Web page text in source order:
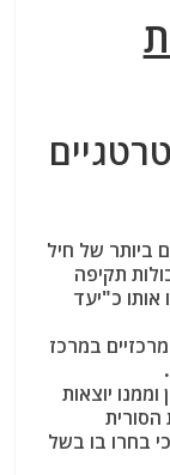
ביותר של חיל
תקיפה
אותו כ"יעד
במרכז
יוצאות
הסורית
בחרו בו בשל